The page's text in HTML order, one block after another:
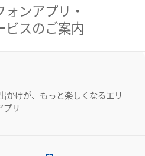
ォンアプリ・
ビスのご案内
かけが、もっと楽しくなるエリ
プリ